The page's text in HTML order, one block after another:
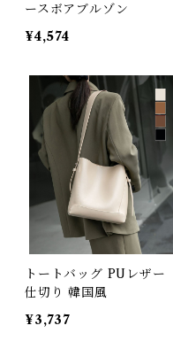
ースボアブルゾン
¥4,574
トートバッグ PUレザー
仕切り 韓国風
¥3,737